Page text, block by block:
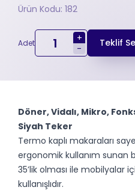
Ürün Kodu: 182
Adet
+
-
Teklif
Döner, Vidalı, Mikro,
Siyah Teker
Termo kaplı makaraları
ergonomik kullanım sunan
35’lik olması ile mobilyalar
kullanışlıdır.